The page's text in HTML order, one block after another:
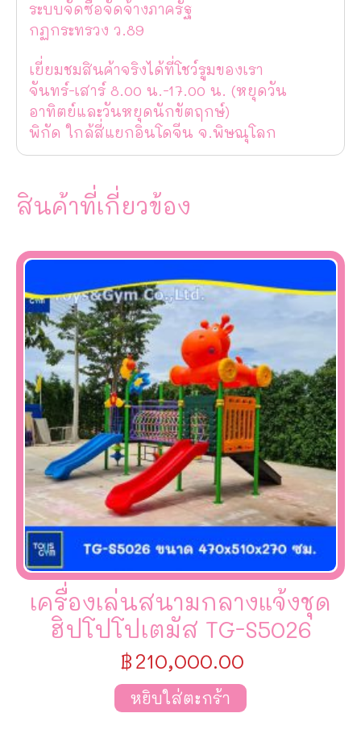
ระบบจัดซื้อจัดจ้างภาครัฐ
กฏกระทรวง ว.89
เยี่ยมชมสินค้าจริงได้ที่โชว์รูมของเรา
จันทร์-เสาร์ 8.00 น.-17.00 น. (หยุดวัน
อาทิตย์และวันหยุดนักขัตฤกษ์)
พิกัด ใกล้สี่แยกอินโดจีน จ.พิษณุโลก
สินค้าที่เกี่ยวข้อง
เครื่องเล่นสนามกลางแจ้งชุด
ฮิปโปโปเตมัส TG-S5026
฿210,000.00
หยิบใส่ตะกร้า